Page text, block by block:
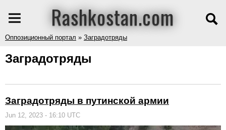
Rashkostan.com
Оппозиционный портал » Заградотряды
Заградотряды
Заградотряды в путинской армии
Jun 12, 2023 - 16:10 UTC